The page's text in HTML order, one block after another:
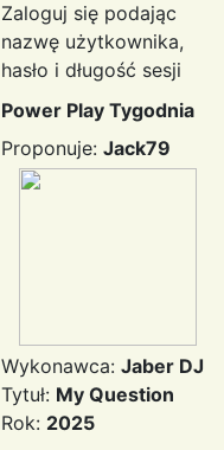
Zaloguj się podając
nazwę użytkownika,
hasło i długość sesji
Power Play Tygodnia
Proponuje: Jack79
Wykonawca: Jaber DJ
Tytuł: My Question
Rok: 2025